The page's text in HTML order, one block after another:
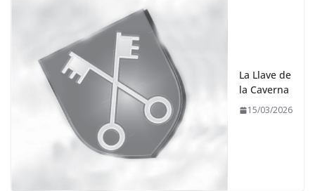
La Llave de
la Caverna
15/03/2026